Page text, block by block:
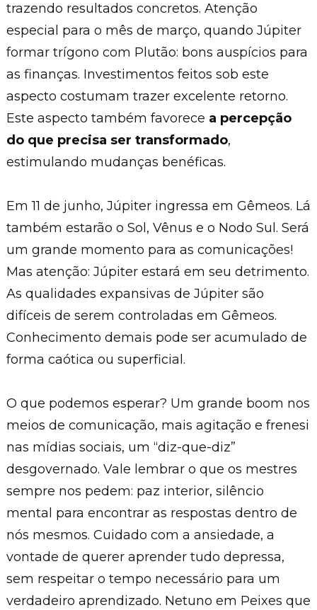
trazendo resultados concretos. Atenção
especial para o mês de março, quando Júpiter
formar trígono com Plutão: bons auspícios para
as finanças. Investimentos feitos sob este
aspecto costumam trazer excelente retorno.
Este aspecto também favorece a percepção
do que precisa ser transformado,
estimulando mudanças benéficas.
Em 11 de junho, Júpiter ingressa em Gêmeos. Lá
também estarão o Sol, Vênus e o Nodo Sul. Será
um grande momento para as comunicações!
Mas atenção: Júpiter estará em seu detrimento.
As qualidades expansivas de Júpiter são
difíceis de serem controladas em Gêmeos.
Conhecimento demais pode ser acumulado de
forma caótica ou superficial.
O que podemos esperar? Um grande boom nos
meios de comunicação, mais agitação e frenesi
nas mídias sociais, um “diz-que-diz”
desgovernado. Vale lembrar o que os mestres
sempre nos pedem: paz interior, silêncio
mental para encontrar as respostas dentro de
nós mesmos. Cuidado com a ansiedade, a
vontade de querer aprender tudo depressa,
sem respeitar o tempo necessário para um
verdadeiro aprendizado. Netuno em Peixes que